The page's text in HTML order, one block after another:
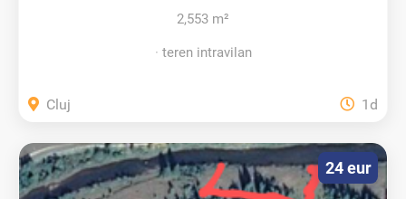
2,553 m²
teren intravilan
Cluj 1d
24 eur